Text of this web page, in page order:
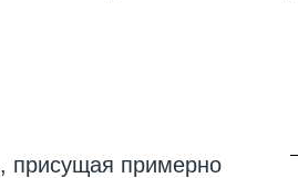
присущая примерно